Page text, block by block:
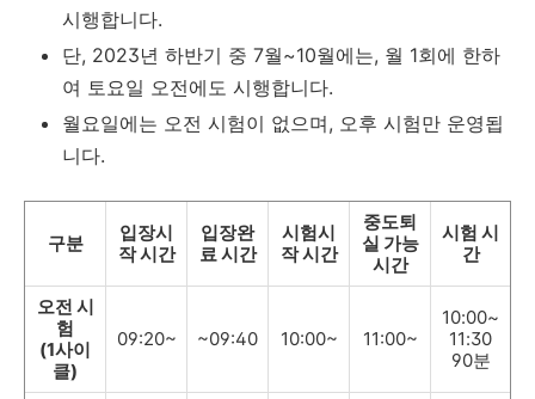
시행합니다.
단, 2023년 하반기 중 7월~10월에는, 월 1회에 한하
여 토요일 오전에도 시행합니다.
월요일에는 오전 시험이 없으며, 오후 시험만 운영됩
니다.
구분
입장시
작 시간
입장완
료 시간
시험시
작 시간
중도퇴
실 가능
시간
시험 시
간
오전 시
험
(1사이
클)
09:20~ ~09:40 10:00~ 11:00~
10:00~
11:30
90분